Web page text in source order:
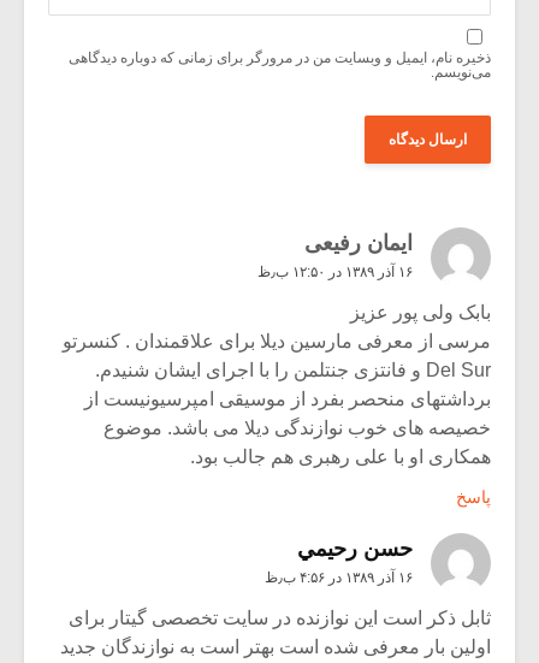
ذخیره نام، ایمیل و وبسایت من در مرورگر برای زمانی که دوباره دیدگاهی
می‌نویسم.
ایمان رفیعی
۱۶ آذر ۱۳۸۹ در ۱۲:۵۰ ب٫ظ
بابک ولی پور عزیز
مرسی از معرفی مارسین دیلا برای علاقمندان . کنسرتو
Del Sur و فانتزی جنتلمن را با اجرای ایشان شنیدم.
برداشتهای منحصر بفرد از موسیقی امپرسیونیست از
خصیصه های خوب نوازندگی دیلا می باشد. موضوع
همکاری او با علی رهبری هم جالب بود.
پاسخ
حسن رحيمي
۱۶ آذر ۱۳۸۹ در ۴:۵۶ ب٫ظ
ثابل ذکر است این نوازنده در سایت تخصصی گیتار برای
اولین بار معرفی شده است بهتر است به نوازندگان جدید